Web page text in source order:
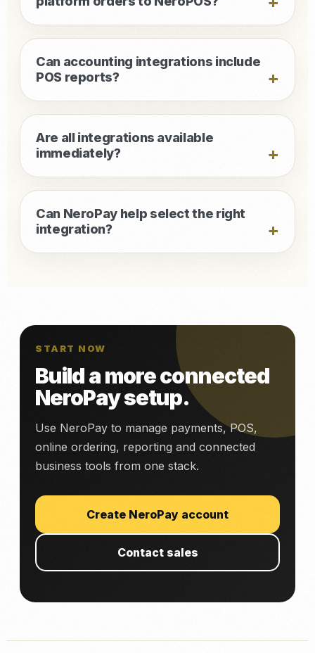
Can accounting integrations include
POS reports?
Are all integrations available
immediately?
Can NeroPay help select the right
integration?
START NOW
Build a more connected
NeroPay setup.
Use NeroPay to manage payments, POS,
online ordering, reporting and connected
business tools from one stack.
Create NeroPay account
Contact sales